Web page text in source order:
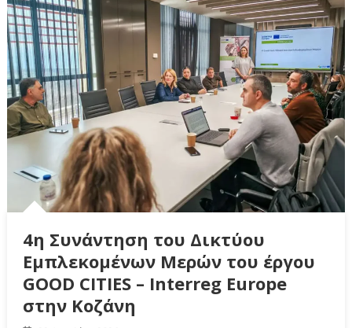
4η Συνάντηση του Δικτύου
Εμπλεκομένων Μερών του έργου
GOOD CITIES – Interreg Europe
στην Κοζάνη